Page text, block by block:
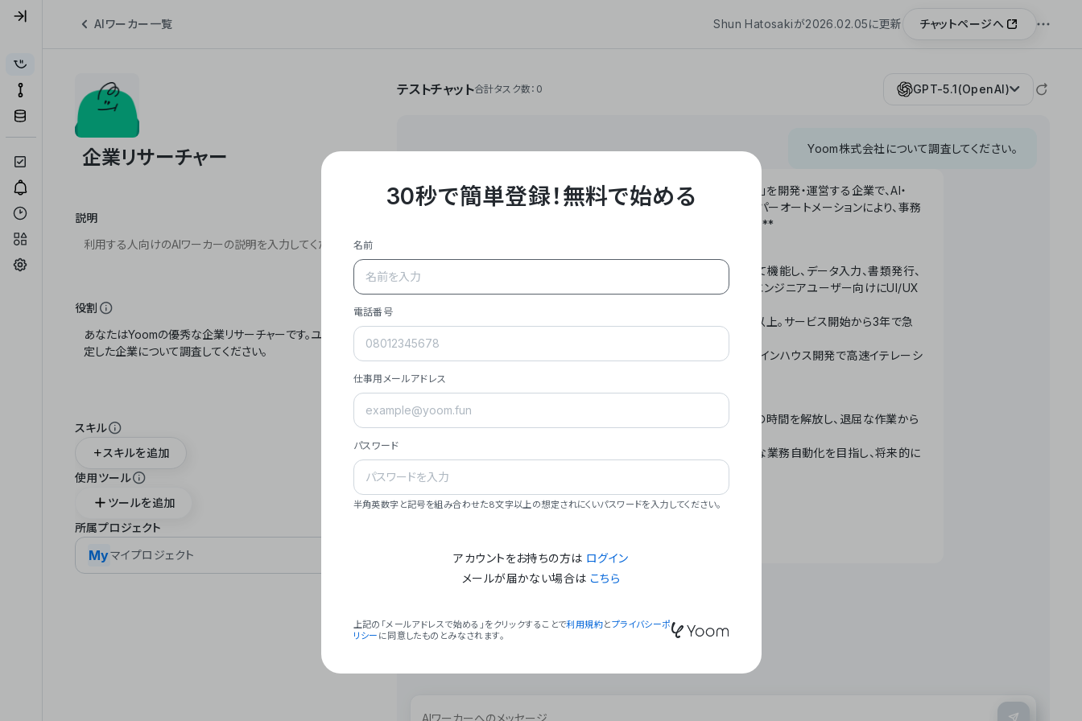
AIワーカー一覧 Shun Hatosakiが2026.02.05に更新 チャットページへ
説明
役割
スキル
スキルを追加
使用ツール
ツールを追加
所属プロジェクト
Myマイプロジェクト
テストチャット合計タスク数：0 GPT-5.1(OpenAI)
Yoom株式会社について調査してください。
**Yoom株式会社は、ビジネスオートメーションSaaS「Yoom」を開発・運営する企業で、AI・
API・RPA・OCRなどの技術をノーコードで組み合わせたハイパーオートメーションにより、事務
作業やデスクワークを自動化するサービスを提供しています。**
- **主力プロダクト「Yoom」**: SaaS連携データベースとして機能し、データ入力、書類発行、
メール対応、請求書処理、日報作成などの業務を自動化。非エンジニアユーザー向けにUI/UX
- **実績**: 国内利用社数20,000社超、直近成長率300%以上。サービス開始から3年で急
- **強み**: すべての自動化技術を1プラットフォームで完結。インハウス開発で高速イテレーシ
- **ミッション**: 「We Make Time」 – テクノロジーで人々の時間を解放し、退屈な作業から
- **ビジョン**: 「Global Business Automation」 – 世界的な業務自動化を目指し、将来的に
### 会社概要
30秒で簡単登録！無料で始める
名前
電話番号
仕事用メールアドレス
パスワード
半角英数字と記号を組み合わせた8文字以上の想定されにくいパスワードを入力してください。
アカウントをお持ちの方は ログイン
メールが届かない場合は こちら
上記の「メールアドレスで始める」をクリックすることで利用規約とプライバシーポ
リシー に同意したものとみなされます。